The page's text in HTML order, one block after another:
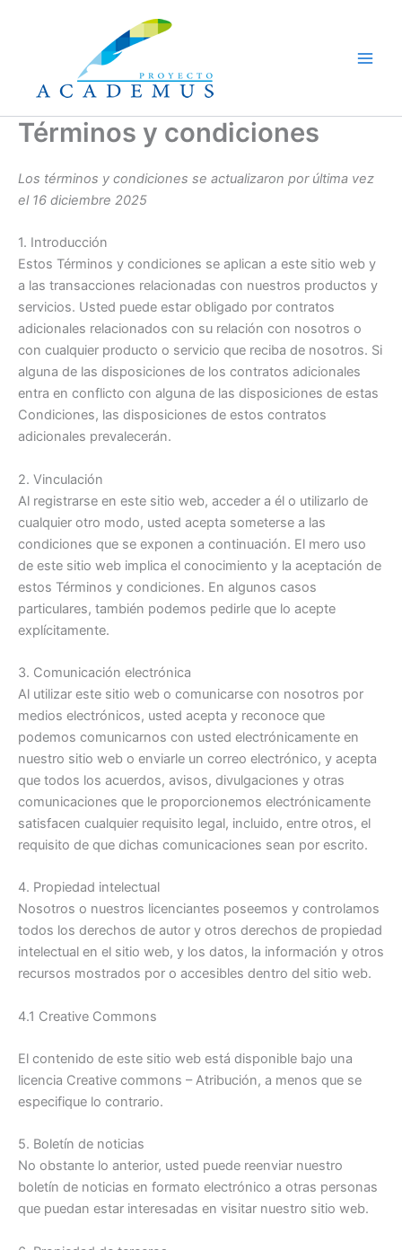
Términos y condiciones
Los términos y condiciones se actualizaron por última vez
el 16 diciembre 2025
1. Introducción
Estos Términos y condiciones se aplican a este sitio web y
a las transacciones relacionadas con nuestros productos y
servicios. Usted puede estar obligado por contratos
adicionales relacionados con su relación con nosotros o
con cualquier producto o servicio que reciba de nosotros. Si
alguna de las disposiciones de los contratos adicionales
entra en conflicto con alguna de las disposiciones de estas
Condiciones, las disposiciones de estos contratos
adicionales prevalecerán.
2. Vinculación
Al registrarse en este sitio web, acceder a él o utilizarlo de
cualquier otro modo, usted acepta someterse a las
condiciones que se exponen a continuación. El mero uso
de este sitio web implica el conocimiento y la aceptación de
estos Términos y condiciones. En algunos casos
particulares, también podemos pedirle que lo acepte
explícitamente.
3. Comunicación electrónica
Al utilizar este sitio web o comunicarse con nosotros por
medios electrónicos, usted acepta y reconoce que
podemos comunicarnos con usted electrónicamente en
nuestro sitio web o enviarle un correo electrónico, y acepta
que todos los acuerdos, avisos, divulgaciones y otras
comunicaciones que le proporcionemos electrónicamente
satisfacen cualquier requisito legal, incluido, entre otros, el
requisito de que dichas comunicaciones sean por escrito.
4. Propiedad intelectual
Nosotros o nuestros licenciantes poseemos y controlamos
todos los derechos de autor y otros derechos de propiedad
intelectual en el sitio web, y los datos, la información y otros
recursos mostrados por o accesibles dentro del sitio web.
4.1 Creative Commons
El contenido de este sitio web está disponible bajo una
licencia Creative commons – Atribución, a menos que se
especifique lo contrario.
5. Boletín de noticias
No obstante lo anterior, usted puede reenviar nuestro
boletín de noticias en formato electrónico a otras personas
que puedan estar interesadas en visitar nuestro sitio web.